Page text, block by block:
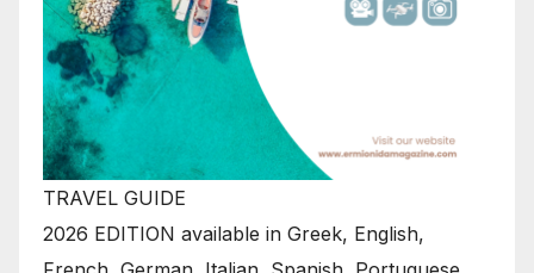
TRAVEL GUIDE
2026 EDITION available in Greek, English,